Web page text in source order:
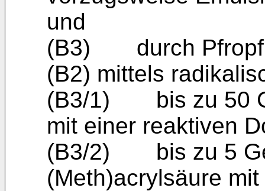
und
(B3) durch
(B2) mittels
(B3/1) bis zu 50
mit einer reaktiven
(B3/2) bis zu 5
(Meth)acrylsäure